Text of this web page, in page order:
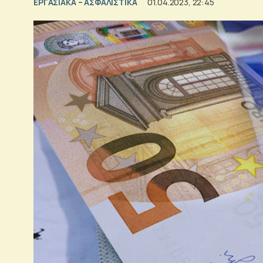
ΕΡΓΑΣΙΑΚΑ – ΑΣΦΑΛΙΣΤΙΚΑ 01.04.2023, 22:45